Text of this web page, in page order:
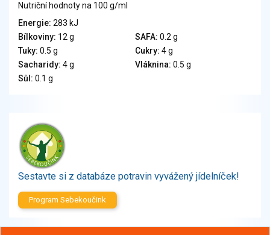
Veganské a vegetariánské výrobky
Tuky
Obiloviny, mouka, cereální výrobky
Chléb, pečivo, křehké chleby, pufované výrobky
Přílohy
Brambory, luštěniny, houby
Sladkosti, slané výrobky
Zmrzliny
Ochucovadla, přísady, sladidla
Sušené směsi
Polotovary, hotové pokrmy
Proteinové výrobky, doplňky stravy
Nutriční hodnoty na 100 g/ml
Energie: 283 kJ
Bílkoviny: 12 g SAFA: 0.2 g
Tuky: 0.5 g Cukry: 4 g
Sacharidy: 4 g Vláknina: 0.5 g
Sůl: 0.1 g
Sestavte si z databáze potravin vyvážený jídelníček!
Program Sebekoučink